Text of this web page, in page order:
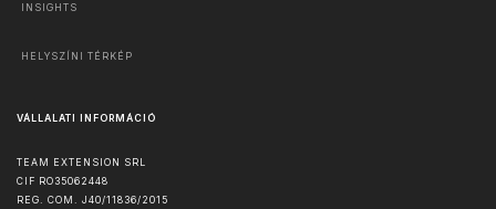
INSIGHTS
HELYSZÍNI TÉRKÉP
VÁLLALATI INFORMÁCIÓ
TEAM EXTENSION SRL
CIF RO35062448
REG. COM. J40/11836/2015